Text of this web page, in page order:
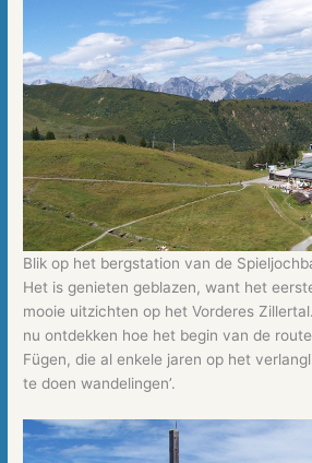
Blik op het bergstation van de
Het is genieten geblazen, want het
mooie uitzichten op het Vorderes
nu ontdekken hoe het begin van de
Fügen, die al enkele jaren op het
te doen wandelingen’.